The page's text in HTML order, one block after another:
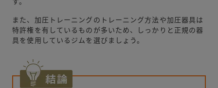
また、加圧トレーニングのトレーニング方法や加圧器具は
特許権を有しているものが多いため、しっかりと正規の器
具を使用しているジムを選びましょう。